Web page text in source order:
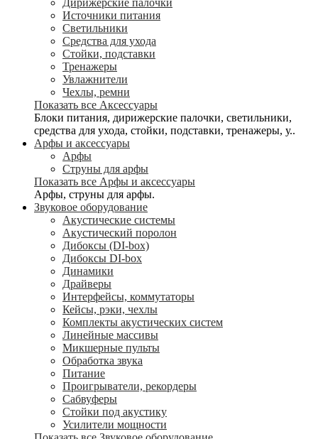
Дирижерские палочки
Источники питания
Светильники
Средства для ухода
Стойки, подставки
Тренажеры
Увлажнители
Чехлы, ремни
Показать все Аксессуары
Блоки питания, дирижерские палочки, светильники,
средства для ухода, стойки, подставки, тренажеры, у..
Арфы и аксессуары
Арфы
Струны для арфы
Показать все Арфы и аксессуары
Арфы, струны для арфы.
Звуковое оборудование
Акустические системы
Акустический поролон
Дибоксы (DI-box)
Дибоксы DI-box
Динамики
Драйверы
Интерфейсы, коммутаторы
Кейсы, рэки, чехлы
Комплекты акустических систем
Линейные массивы
Микшерные пульты
Обработка звука
Питание
Проигрыватели, рекордеры
Сабвуферы
Стойки под акустику
Усилители мощности